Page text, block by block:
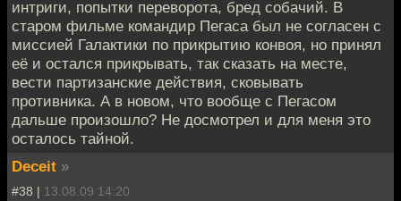
интриги, попытки переворота, бред собачий. В
старом фильме командир Пегаса был не согласен с
миссией Галактики по прикрытию конвоя, но принял
её и остался прикрывать, так сказать на месте,
вести партизанские действия, сковывать
противника. А в новом, что вообще с Пегасом
дальше произошло? Не досмотрел и для меня это
осталось тайной.
Deceit »
#38 | 13.08.09 14:20